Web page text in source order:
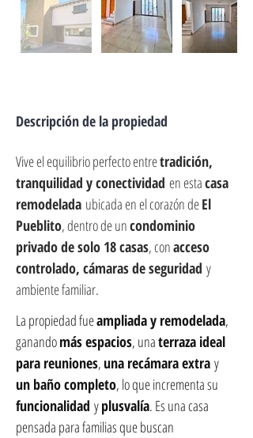
Descripción de la propiedad
Vive el equilibrio perfecto entre tradición,
tranquilidad y conectividad en esta casa
remodelada ubicada en el corazón de El
Pueblito, dentro de un condominio
privado de solo 18 casas, con acceso
controlado, cámaras de seguridad y
ambiente familiar.
La propiedad fue ampliada y remodelada,
ganando más espacios, una terraza ideal
para reuniones, una recámara extra y
un baño completo, lo que incrementa su
funcionalidad y plusvalía. Es una casa
pensada para familias que buscan